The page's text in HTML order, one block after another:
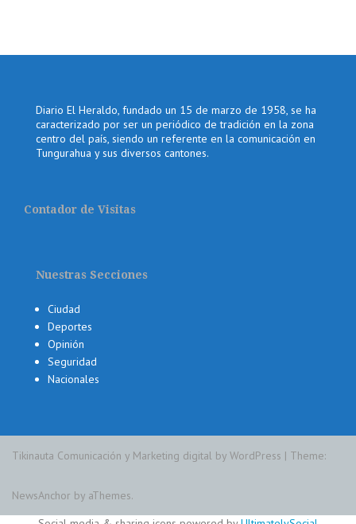
Diario El Heraldo, fundado un 15 de marzo de 1958, se ha
caracterizado por ser un periódico de tradición en la zona
centro del país, siendo un referente en la comunicación en
Tungurahua y sus diversos cantones.
Contador de Visitas
Nuestras Secciones
Ciudad
Deportes
Opinión
Seguridad
Nacionales
Tikinauta Comunicación y Marketing digital by WordPress | Theme:
NewsAnchor by aThemes.